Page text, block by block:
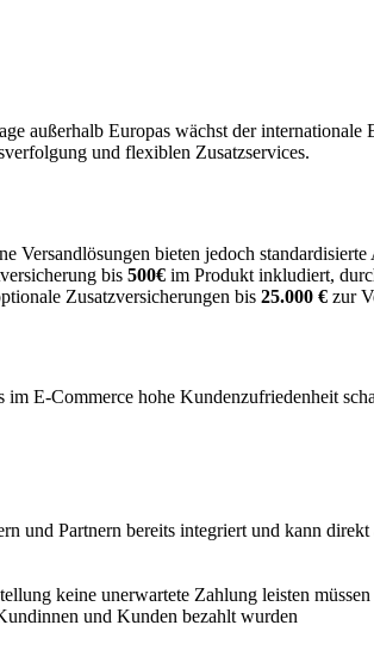
außerhalb Europas wächst der internationale
und flexiblen Zusatzservices.
Versandlösungen bieten jedoch
bis 500€ im Produkt inkludiert,
Zusatzversicherungen bis 25.000 € zur
E‑Commerce hohe Kundenzufriedenheit
und Partnern bereits integriert und kann direkt
keine unerwartete Zahlung leisten müssen
und Kunden bezahlt wurden